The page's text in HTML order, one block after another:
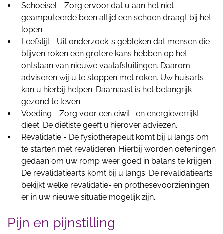
Schoeisel - Zorg ervoor dat u aan het niet
geamputeerde been altijd een schoen draagt bij het
lopen.
Leefstijl - Uit onderzoek is gebleken dat mensen die
blijven roken een grotere kans hebben op het
ontstaan van nieuwe vaatafsluitingen. Daarom
adviseren wij u te stoppen met roken. Uw huisarts
kan u hierbij helpen. Daarnaast is het belangrijk
gezond te leven.
Voeding - Zorg voor een eiwit- en energieverrijkt
dieet. De diëtiste geeft u hierover adviezen.
Revalidatie - De fysiotherapeut komt bij u langs om
te starten met revalideren. Hierbij worden oefeningen
gedaan om uw romp weer goed in balans te krijgen.
De revalidatiearts komt bij u langs. De revalidatiearts
bekijkt welke revalidatie- en prothesevoorzieningen
er in uw nieuwe situatie mogelijk zijn.
Pijn en pijnstilling